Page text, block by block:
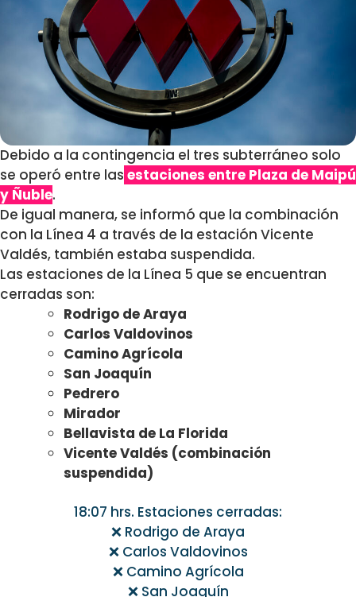
Debido a la contingencia el tres subterráneo solo
se operó entre las estaciones entre Plaza de Maipú
y Ñuble.
De igual manera, se informó que la combinación
con la Línea 4 a través de la estación Vicente
Valdés, también estaba suspendida.
Las estaciones de la Línea 5 que se encuentran
cerradas son:
Rodrigo de Araya
Carlos Valdovinos
Camino Agrícola
San Joaquín
Pedrero
Mirador
Bellavista de La Florida
Vicente Valdés (combinación
suspendida)
18:07 hrs. Estaciones cerradas:
❌️ Rodrigo de Araya
❌️ Carlos Valdovinos
❌️ Camino Agrícola
❌️ San Joaquín